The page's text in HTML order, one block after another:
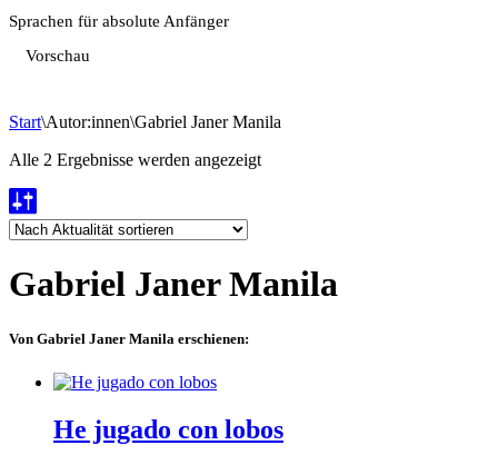
Sprachen für absolute Anfänger
Vorschau
Start\Autor:innen\Gabriel Janer Manila
Alle 2 Ergebnisse werden angezeigtNach
Gabriel Janer Manila
Von Gabriel Janer Manila erschienen:
He jugado con lobos